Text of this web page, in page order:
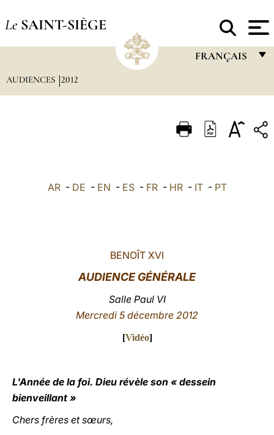
Le SAINT-SIÈGE
FRANÇAIS
ITALIANO
中文
AUDIENCES 2012
AR- DE - EN - ES- FR- HR- IT- PT
BENOÎT XVI
AUDIENCE GÉNÉRALE
Salle Paul VI
Mercredi 5 décembre 2012
[Vidéo]
L'Année de la foi. Dieu révèle son « dessein
bienveillant »
Chers frères et sœurs,